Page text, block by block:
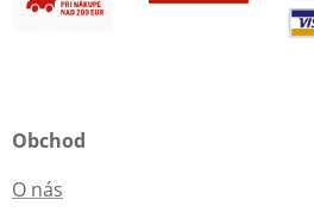
Obchod
O nás